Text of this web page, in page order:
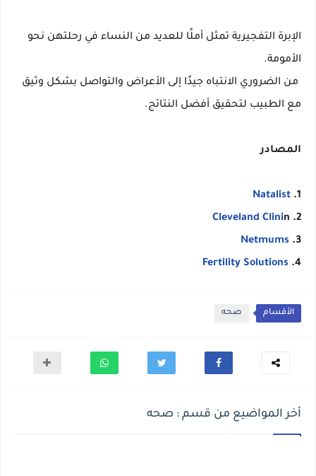
الإبرة التفجيرية تمثل أملًا للعديد من النساء في رحلتهن نحو
الأمومة.
من الضروري الانتباه جيدًا إلى الأعراض والتواصل بشكل وثيق
مع الطبيب لتحقيق أفضل النتائج.
المصادر
1.
Natalist
2.
Cleveland Clinin
3.
Netmums
4.
Fertility Solutions
الأقسام صحه
أخر المواضيع من قسم : صحه